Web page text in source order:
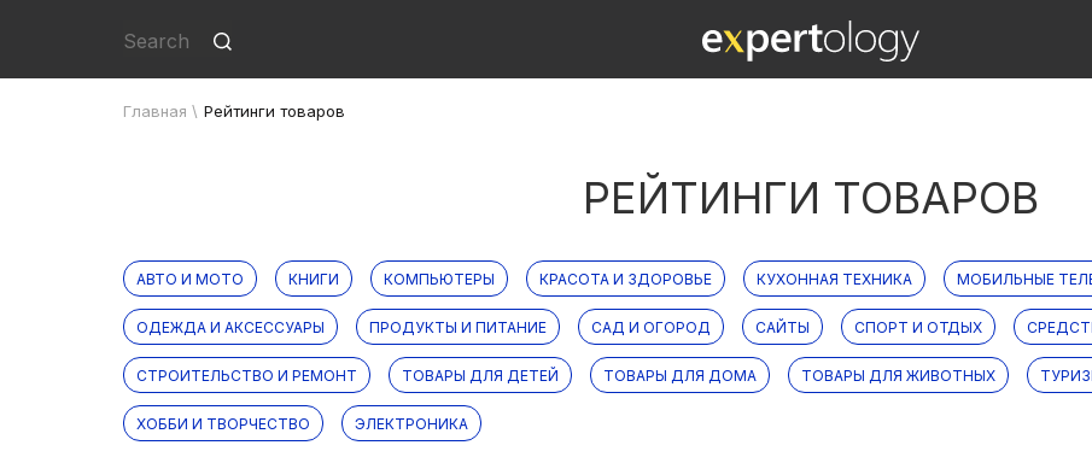
Главная \ Рейтинги товаров
РЕЙТИНГИ ТОВАРОВ
АВТО И МОТО КНИГИ КОМПЬЮТЕРЫ КРАСОТА И ЗДОРОВЬЕ КУХОННАЯ ТЕХНИКА МОБИЛЬНЫЕ
ОДЕЖДА И АКСЕССУАРЫ ПРОДУКТЫ И ПИТАНИЕ САД И ОГОРОД САЙТЫ СПОРТ И ОТДЫХ
СТРОИТЕЛЬСТВО И РЕМОНТ ТОВАРЫ ДЛЯ ДЕТЕЙ ТОВАРЫ ДЛЯ ДОМА ТОВАРЫ ДЛЯ ЖИВОТНЫХ
ХОББИ И ТВОРЧЕСТВО ЭЛЕКТРОНИКА